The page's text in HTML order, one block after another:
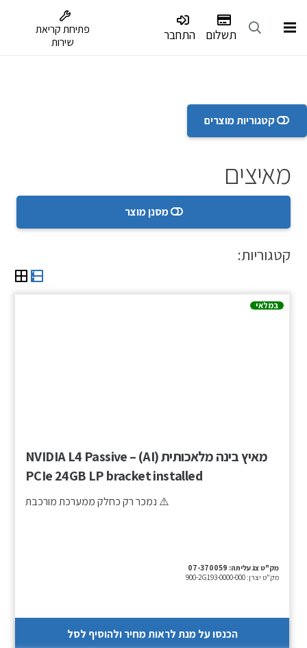
פתיחת קריאת
שירות
תשלום התחבר
קטגוריות מוצרים
קטגוריות:
מאיצים
מסנן מוצר
במלאי
מאיץ בינה מלאכותית (AI) – NVIDIA L4 Passive
PCIe 24GB LP bracket installed
⚠️ נמכר רק כחלק ממערכת מורכבת
מק"ט צג עליתה: 07-370059
מק"ט יצרן: 900-2G193-0000-000
הכנסו על מנת לראות מחיר ולהוסיף לסל